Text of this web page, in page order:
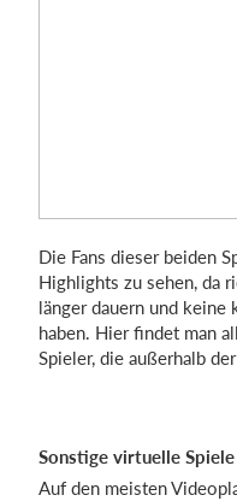
Die Fans dieser beiden
Highlights zu sehen, da
länger dauern und
haben. Hier findet man
Spieler, die außerhalb
Sonstige virtuelle Spiele
Auf den meisten